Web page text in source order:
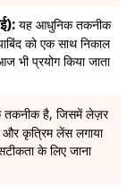
यह आधुनिक तकनीक
को एक साथ निकाल
भी प्रयोग किया जाता
तकनीक है, जिसमें लेज़र
और कृत्रिम लेंस लगाया
के लिए जाना